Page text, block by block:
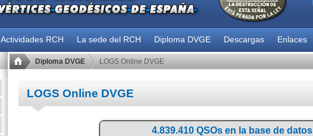
Actividades RCH La sede del RCH Diploma DVGE Descargas Enlaces
Diploma DVGE LOGS Online DVGE
LOGS Online DVGE
4.839.410 QSOs en la base de datos